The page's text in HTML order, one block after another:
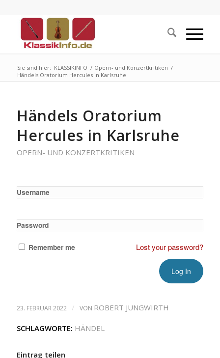
Sie sind hier: KLASSIKINFO / Opern- und Konzertkritiken /
Händels Oratorium Hercules in Karlsruhe
Händels Oratorium
Hercules in Karlsruhe
OPERN- UND KONZERTKRITIKEN
Username
Password
Remember me Lost your password?
23. FEBRUAR 2022 / VON ROBERT JUNGWIRTH
SCHLAGWORTE: HÄNDEL
Eintrag teilen